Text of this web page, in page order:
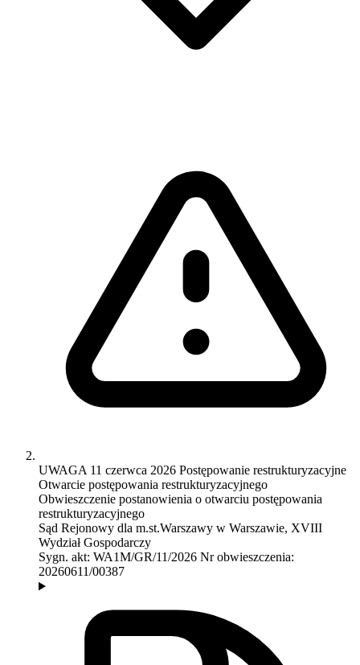
UWAGA 11 czerwca 2026 Postępowanie restrukturyzacyjne
Otwarcie postępowania restrukturyzacyjnego
Obwieszczenie postanowienia o otwarciu postępowania
restrukturyzacyjnego
Sąd Rejonowy dla m.st.Warszawy w Warszawie, XVIII
Wydział Gospodarczy
Sygn. akt: WA1M/GR/11/2026 Nr obwieszczenia:
20260611/00387